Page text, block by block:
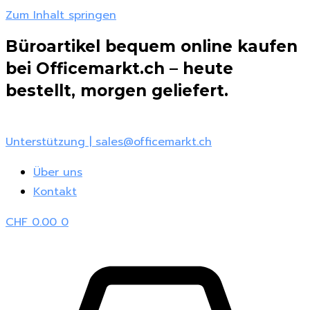
Zum Inhalt springen
Büroartikel bequem online kaufen
bei Officemarkt.ch – heute
bestellt, morgen geliefert.
Unterstützung | sales@officemarkt.ch
Über uns
Kontakt
CHF0.00 0